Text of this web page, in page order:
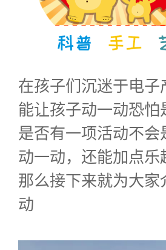
在孩子们沉迷于电子
能让孩子动一动恐
是否有一项活动不
动一动，还能加点
那么接下来就为大
动